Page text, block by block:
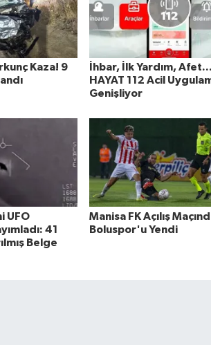
Kaza! 9
İhbar, İlk Yardım, Afet...
HAYAT 112 Acil
Genişliyor
UFO
41
Belge
Manisa FK Açılış
Boluspor'u Yendi